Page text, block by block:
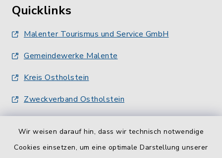
Wir weisen darauf hin, dass wir technisch notwendige
Cookies einsetzen, um eine optimale Darstellung unserer
Quicklinks
Malenter Tourismus und Service GmbH
Gemeindewerke Malente
Kreis Ostholstein
Zweckverband Ostholstein